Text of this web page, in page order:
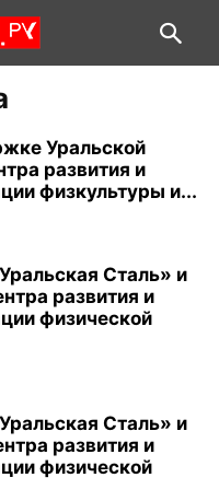
Уральской
развития и
физкультуры и...
Сталь» и
развития и
физической
Сталь» и
развития и
физической